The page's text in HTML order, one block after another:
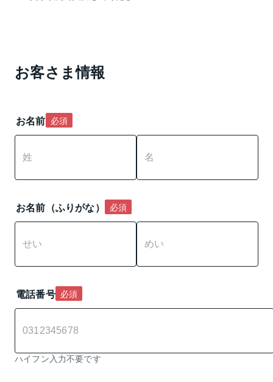
入
力
お客さま情報
お名前 必須
お名前（ふりがな） 必須
電話番号 必須
ハイフン入力不要です